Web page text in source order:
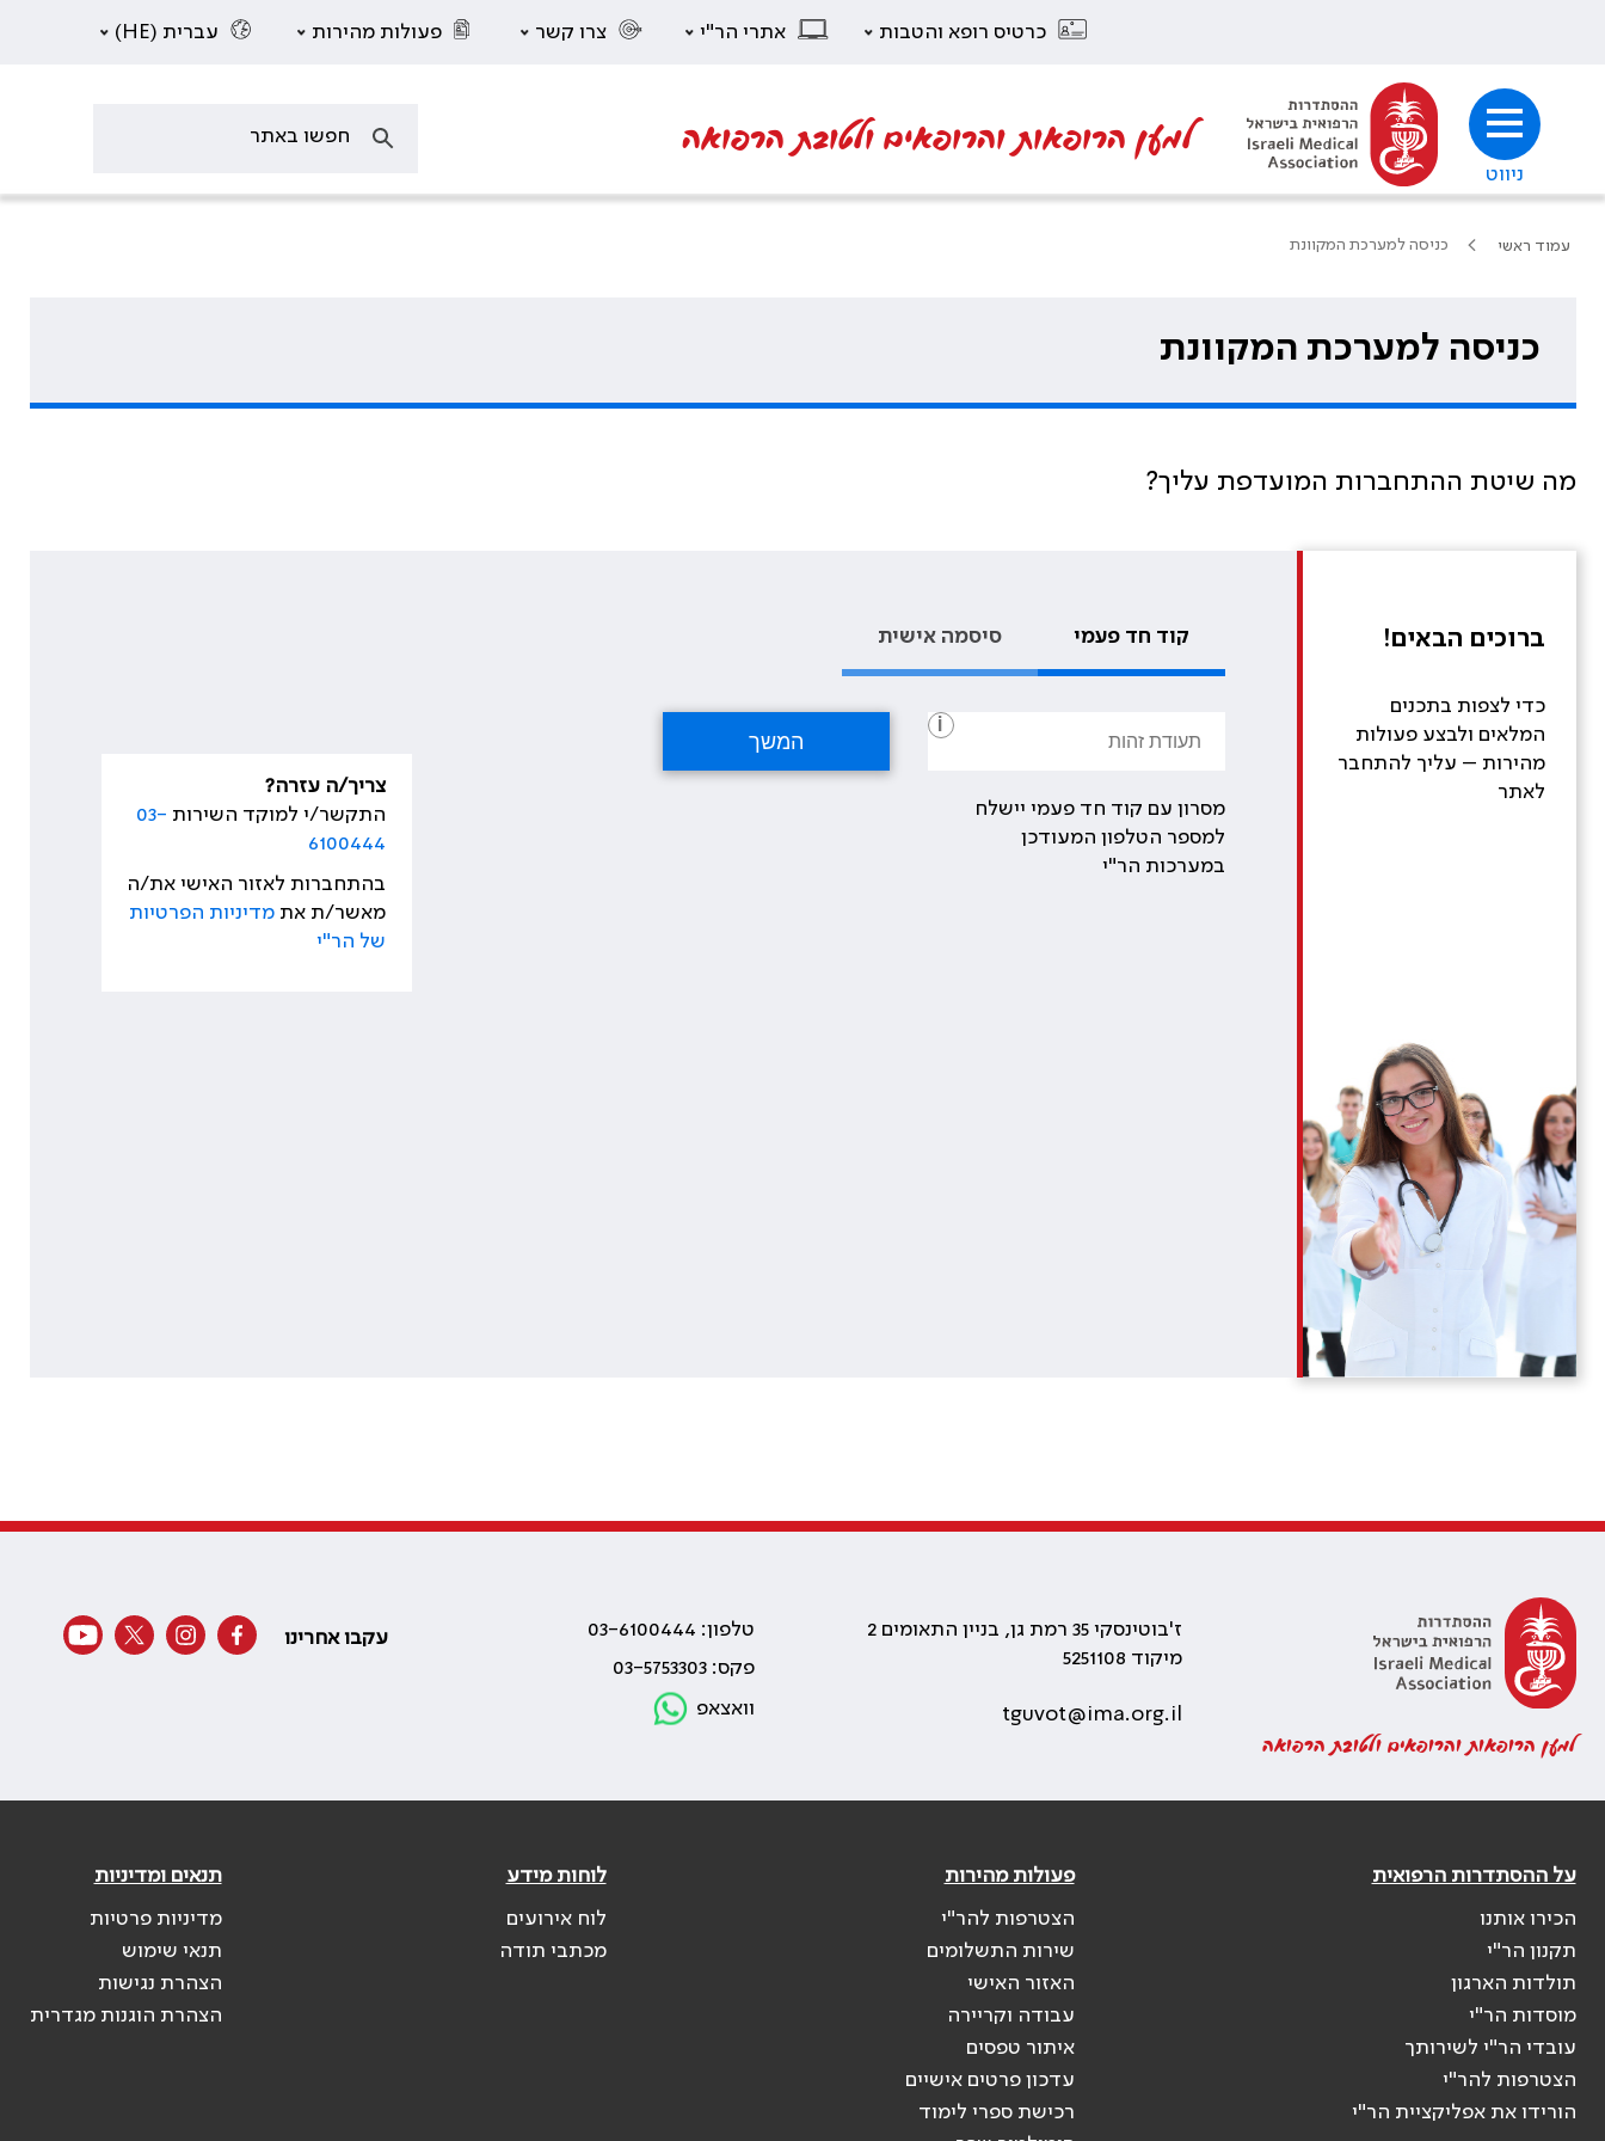
כרטיס רופא והטבות אתרי הר"י צרו קשר פעולות מהירות עברית (HE)
ניווט
למען הרופאות והרופאים ולטובת הרפואה
עמוד ראשי כניסה למערכת המקוונת
כניסה למערכת המקוונת
מה שיטת ההתחברות המועדפת עליך?
ברוכים הבאים!
כדי לצפות בתכנים
המלאים ולבצע פעולות
מהירות – עליך להתחבר
לאתר
קוד חד פעמי סיסמה אישית
i
מסרון עם קוד חד פעמי יישלח
למספר הטלפון המעודכן
במערכות הר"י
צריך/ה עזרה?
התקשר/י למוקד השירות 03-
6100444
בהתחברות לאזור האישי את/ה
מאשר/ת אתמדיניות הפרטיות
של הר"י
למען הרופאות והרופאים ולטובת הרפואה
ז'בוטינסקי 35 רמת גן, בניין התאומים 2
מיקוד 5251108
tguvot@ima.org.il
טלפון: 03-6100444
פקס: 03-5753303
וואצאפ
עקבו אחרינו
על ההסתדרות הרפואית
הכירו אותנו
תקנון הר"י
תולדות הארגון
מוסדות הר"י
עובדי הר"י לשירותך
הצטרפות להר"י
הורידו את אפליקציית הר"י
פעולות מהירות
הצטרפות להר"י
שירות התשלומים
האזור האישי
עבודה וקריירה
איתור טפסים
עדכון פרטים אישיים
רכישת ספרי לימוד
לוחות מידע
לוח אירועים
מכתבי תודה
תנאים ומדיניות
מדיניות פרטיות
תנאי שימוש
הצהרת נגישות
הצהרת הוגנות מגדרית